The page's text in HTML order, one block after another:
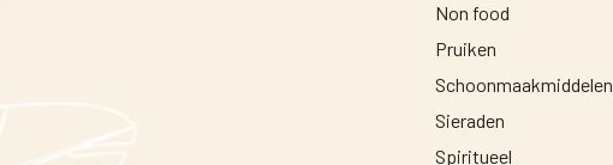
Non food
Pruiken
Schoonmaakmiddelen
Sieraden
Spiritueel